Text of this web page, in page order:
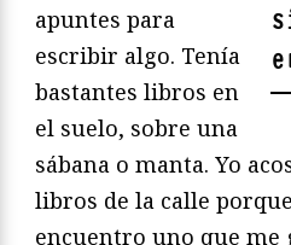
apuntes para
escribir algo. Tenía
bastantes libros en
el suelo, sobre una
sábana o manta. Yo
libros de la calle
encuentro uno que me